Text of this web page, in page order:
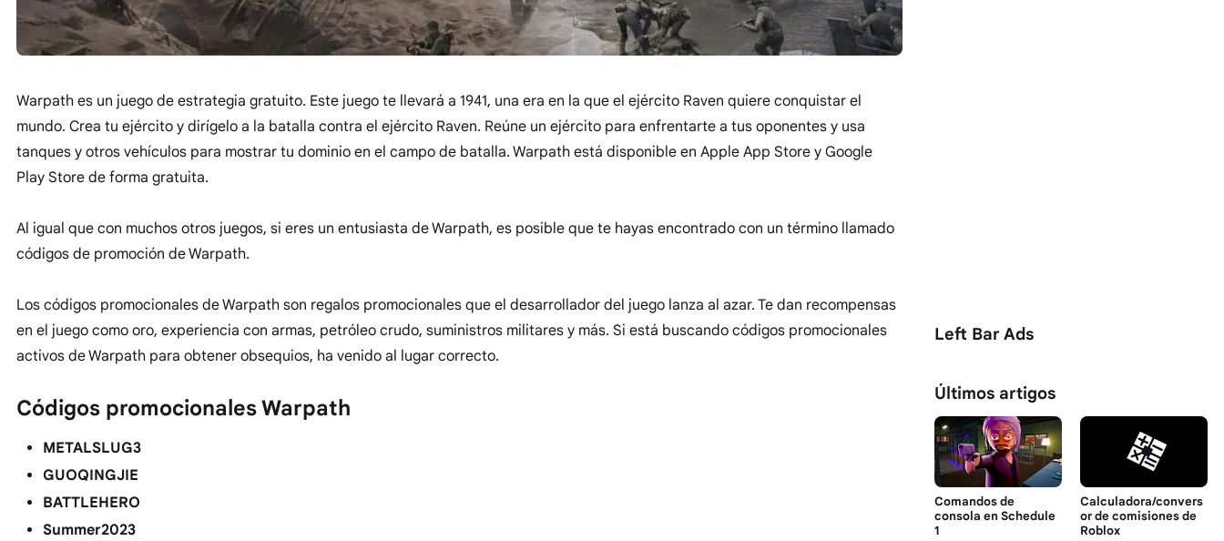
Warpath es un juego de estrategia gratuito. Este juego te llevará a 1941, una era en la que el ejército Raven quiere conquistar el
mundo. Crea tu ejército y dirígelo a la batalla contra el ejército Raven. Reúne un ejército para enfrentarte a tus oponentes y usa
tanques y otros vehículos para mostrar tu dominio en el campo de batalla. Warpath está disponible en Apple App Store y Google
Play Store de forma gratuita.
Al igual que con muchos otros juegos, si eres un entusiasta de Warpath, es posible que te hayas encontrado con un término llamado
códigos de promoción de Warpath.
Los códigos promocionales de Warpath son regalos promocionales que el desarrollador del juego lanza al azar. Te dan recompensas
en el juego como oro, experiencia con armas, petróleo crudo, suministros militares y más. Si está buscando códigos promocionales
activos de Warpath para obtener obsequios, ha venido al lugar correcto.
Códigos promocionales Warpath
METALSLUG3
GUOQINGJIE
BATTLEHERO
Summer2023
Left Bar Ads
Últimos artigos
Comandos de
consola en Schedule
1
Calculadora/convers
or de comisiones de
Roblox